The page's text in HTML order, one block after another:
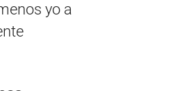
yo a